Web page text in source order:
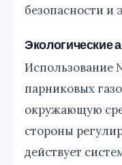
безопасности и
Экологические
Использование
парниковых
окружающую
стороны
действует